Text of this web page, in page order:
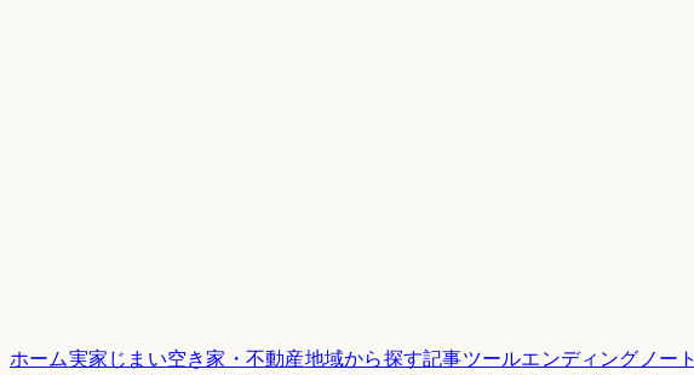
ホーム実家じまい空き家・不動産地域から探す記事ツールエンディングノート